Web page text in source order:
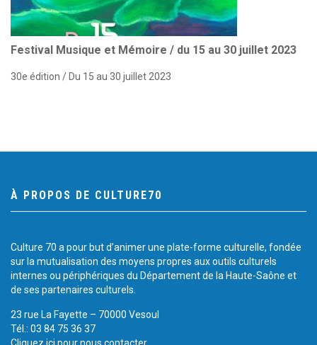
Festival Musique et Mémoire / du 15 au 30 juillet 2023
30e édition / Du 15 au 30 juillet 2023
À PROPOS DE CULTURE70
Culture 70 a pour but d’animer une plate-forme culturelle, fondée
sur la mutualisation des moyens propres aux outils culturels
internes ou périphériques du Département de la Haute-Saône et
de ses partenaires culturels.
23 rue La Fayette – 70000 Vesoul
Tél.: 03 84 75 36 37
Cliquez ici pour nous contacter